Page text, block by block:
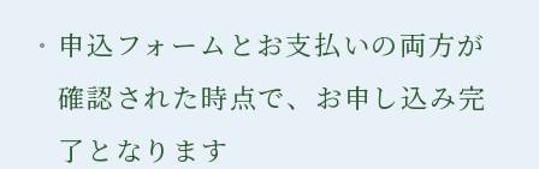
申込フォームとお支払いの両方が
確認された時点で、お申し込み完
了となります